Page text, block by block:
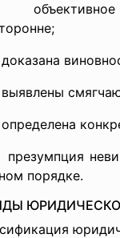
порядке.